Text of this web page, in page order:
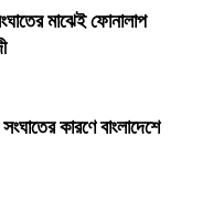
মাঝেই ফোনালাপ
কারণে বাংলাদেশে